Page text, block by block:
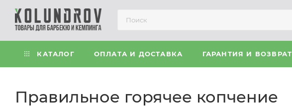
КАТАЛОГ ОПЛАТА И ДОСТАВКА ГАРАНТИЯ И ВОЗВРАТ
Правильное горячее копчение